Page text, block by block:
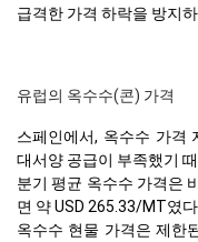
급격한 가격 하락을 방지
유럽의 옥수수(콘) 가격
스페인에서, 옥수수 가격
대서양 공급이 부족했기
분기 평균 옥수수 가격은
면 약 USD 265.33/MT였다.
옥수수 현물 가격은 제한